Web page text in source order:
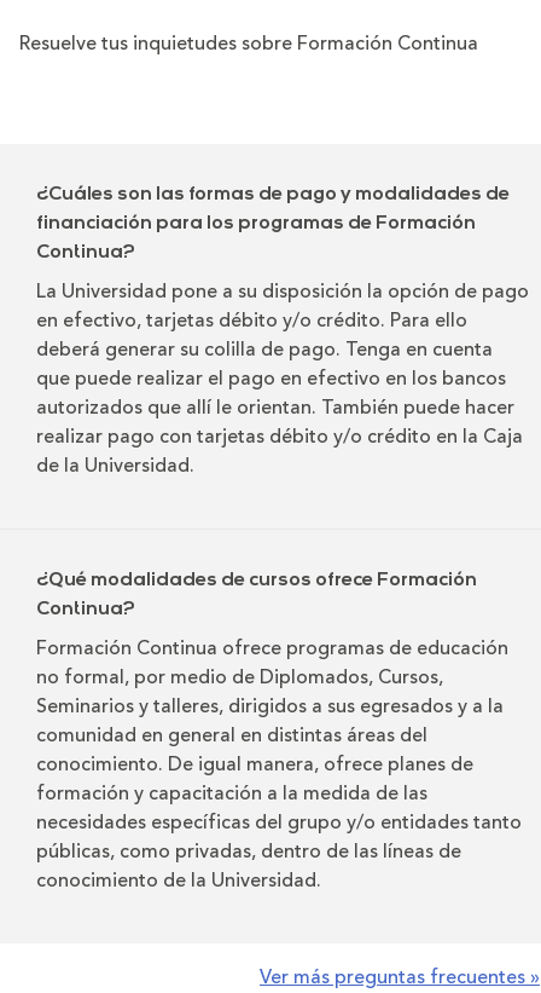
Resuelve tus inquietudes sobre Formación Continua
¿Cuáles son las formas de pago y modalidades de
financiación para los programas de Formación
Continua?
La Universidad pone a su disposición la opción de pago
en efectivo, tarjetas débito y/o crédito. Para ello
deberá generar su colilla de pago. Tenga en cuenta
que puede realizar el pago en efectivo en los bancos
autorizados que allí le orientan. También puede hacer
realizar pago con tarjetas débito y/o crédito en la Caja
de la Universidad.
¿Qué modalidades de cursos ofrece Formación
Continua?
Formación Continua ofrece programas de educación
no formal, por medio de Diplomados, Cursos,
Seminarios y talleres, dirigidos a sus egresados y a la
comunidad en general en distintas áreas del
conocimiento. De igual manera, ofrece planes de
formación y capacitación a la medida de las
necesidades específicas del grupo y/o entidades tanto
públicas, como privadas, dentro de las líneas de
conocimiento de la Universidad.
Ver más preguntas frecuentes »